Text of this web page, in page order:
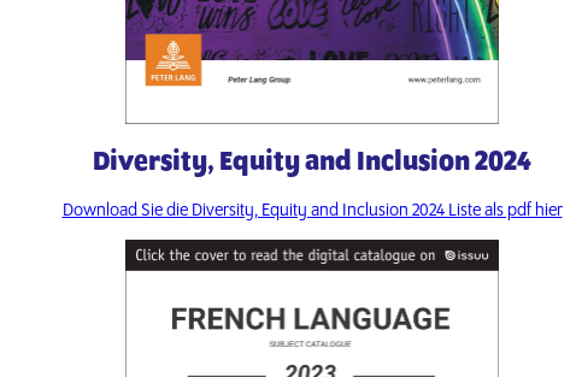
Diversity, Equity and Inclusion 2024
Download Sie die Diversity, Equity and Inclusion 2024 Liste als pdf hier